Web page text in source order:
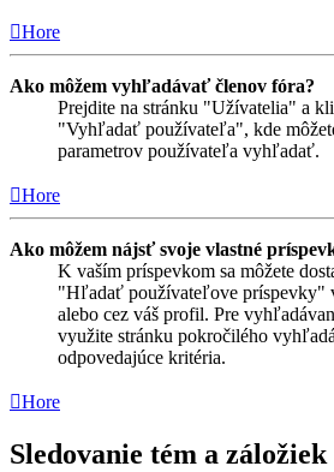
Hore
Ako môžem vyhľadávať členov fóra?
Prejdite na stránku "Užívatelia" a
"Vyhľadať používateľa", kde
parametrov používateľa vyhľadať.
Hore
Ako môžem nájsť svoje vlastné
K vaším príspevkom sa môžete
"Hľadať používateľove príspevky"
alebo cez váš profil. Pre
využite stránku pokročilého
odpovedajúce kritéria.
Hore
Sledovanie tém a záložiek